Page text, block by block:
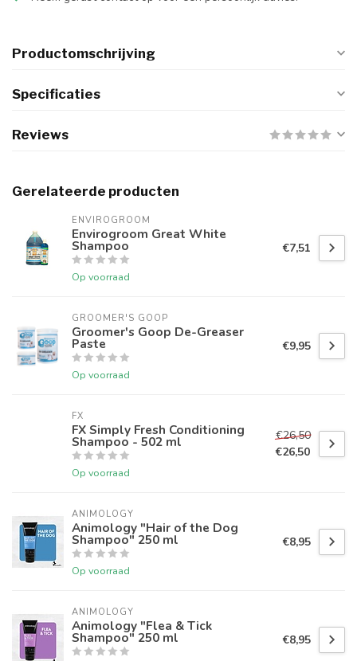
Productomschrijving
Specificaties
Reviews
Gerelateerde producten
ENVIROGROOM
Envirogroom Great White
Shampoo
Op voorraad
€7,51
GROOMER'S GOOP
Groomer's Goop De-Greaser
Paste
Op voorraad
€9,95
FX
FX Simply Fresh Conditioning
Shampoo - 502 ml
Op voorraad
€26,50
€26,50
ANIMOLOGY
Animology "Hair of the Dog
Shampoo" 250 ml
Op voorraad
€8,95
ANIMOLOGY
Animology "Flea & Tick
Shampoo" 250 ml €8,95